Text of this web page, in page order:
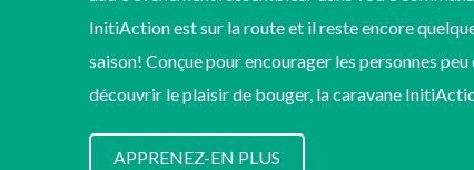
InitiAction est sur la route et il reste encore
saison! Conçue pour encourager les personnes peu
découvrir le plaisir de bouger, la caravane
APPRENEZ-EN PLUS